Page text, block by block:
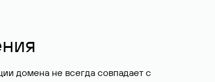
домена не всегда совпадает с